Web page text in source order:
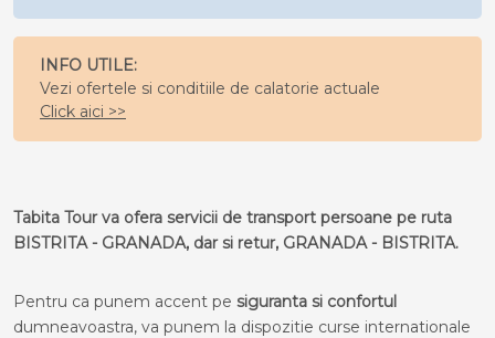
INFO UTILE:
Vezi ofertele si conditiile de calatorie actuale
Click aici >>
Tabita Tour va ofera servicii de transport persoane pe ruta
BISTRITA - GRANADA, dar si retur, GRANADA - BISTRITA.
Pentru ca punem accent pe siguranta si confortul
dumneavoastra, va punem la dispozitie curse internationale